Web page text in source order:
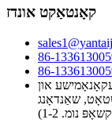
קאָנטאַקט אונדז
86-
86-
עקאָנאָמישע און
שטאָט, שאַנדאָנג